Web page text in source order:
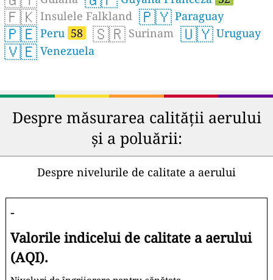
🇫🇰 Insulele Falkland 🇵🇾 Paraguay
🇵🇪 Peru 58 🇸🇷 Surinam 🇺🇾 Uruguay
🇻🇪 Venezuela
Despre măsurarea calității aerului
și a poluării:
Despre nivelurile de calitate a aerului
-
Valorile indicelui de calitate a aerului
(AQI).